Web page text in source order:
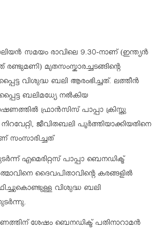
സമയം രാവിലെ 9.30-നാണ് (ഇന്ത്യൻ
മൃതസംസ്കാരച്ചടങ്ങിന്റെ
വിശുദ്ധ ബലി ആരംഭിച്ചത്. ലത്തീൻ
ബലിമധ്യേ നൽകിയ
ഫ്രാൻസിസ് പാപ്പാ ക്രിസ്തു
ജീവിതബലി പൂർത്തിയാക്കിയതിനെ
സംസാരിച്ചത്
എമെരിറ്റസ് പാപ്പാ ബെനഡിക്ട്
ദൈവപിതാവിന്റെ കരങ്ങളിൽ
വിശുദ്ധ ബലി
ശേഷം ബെനഡിക്ട് പതിനാറാമൻ